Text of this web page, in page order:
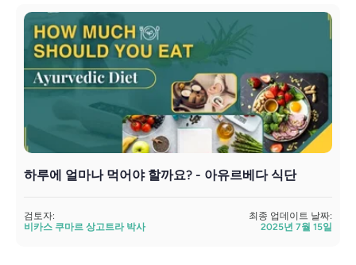
하루에 얼마나 먹어야 할까요? - 아유르베다 식단
검토자:
비카스 쿠마르 상고트라 박사
최종 업데이트 날짜:
2025년 7월 15일